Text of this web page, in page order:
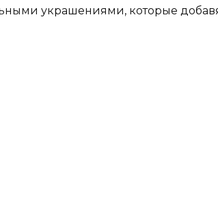
украшениями, которые